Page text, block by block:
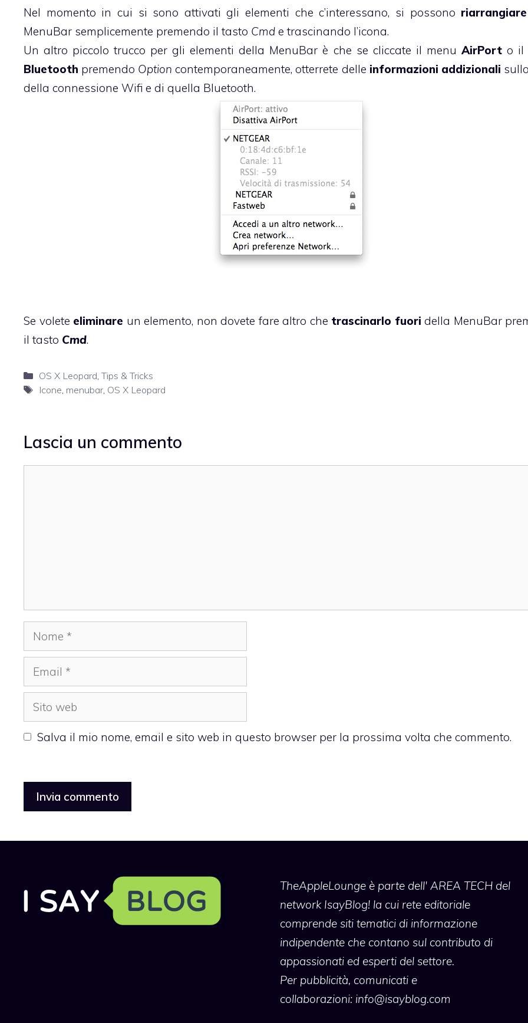
Nel momento in cui si sono attivati gli elementi che c’interessano, si possono riarrangiare
MenuBar semplicemente premendo il tasto Cmd e trascinando l’icona.
Un altro piccolo trucco per gli elementi della MenuBar è che se cliccate il menu AirPorto il
Bluetooth premendo Option contemporaneamente, otterrete delle informazioni addizionali
della connessione Wifi e di quella Bluetooth.
Se volete eliminare un elemento, non dovete fare altro che trascinarlo fuori della MenuBar
il tasto Cmd.
Categorie
OS X Leopard ,Tips & Tricks
Tag
Icone menubar, OS X Leopard
Lascia un commento
Nome
Email
Sito
web
Salva il mio nome, email e sito web in questo browser per la prossima volta che commento.
TheAppleLoungeè parte dell' AREA TECH del
network IsayBlog! la cui rete editoriale
comprende siti tematici di informazione
indipendente che contano sul contributo di
appassionati ed esperti del settore.
Per pubblicità, comunicati e
collaborazioni: info@isayblog.com